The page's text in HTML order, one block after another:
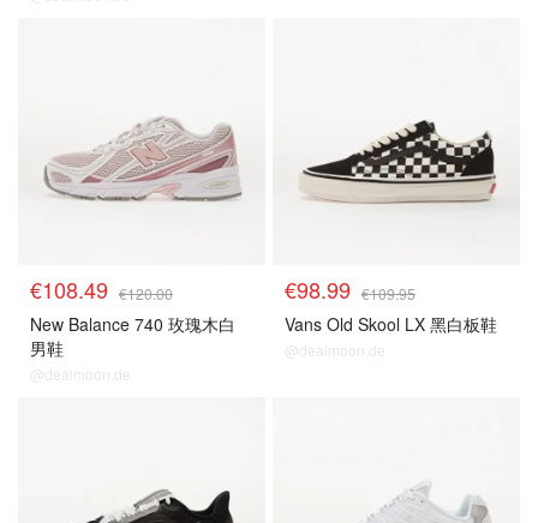
€108.49 €120.00
New Balance 740 玫瑰木白
男鞋
@dealmoon.de
€98.99 €109.95
Vans Old Skool LX 黑白板鞋
@dealmoon.de